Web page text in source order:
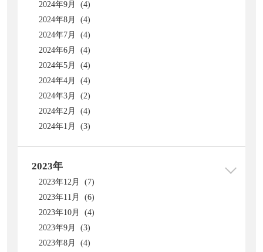
2024年9月 (4)
2024年8月 (4)
2024年7月 (4)
2024年6月 (4)
2024年5月 (4)
2024年4月 (4)
2024年3月 (2)
2024年2月 (4)
2024年1月 (3)
2023年
2023年12月 (7)
2023年11月 (6)
2023年10月 (4)
2023年9月 (3)
2023年8月 (4)